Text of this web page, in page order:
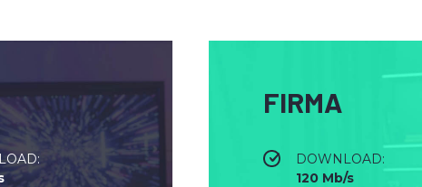
FIRMA
DOWNLOAD:
120 Mb/s